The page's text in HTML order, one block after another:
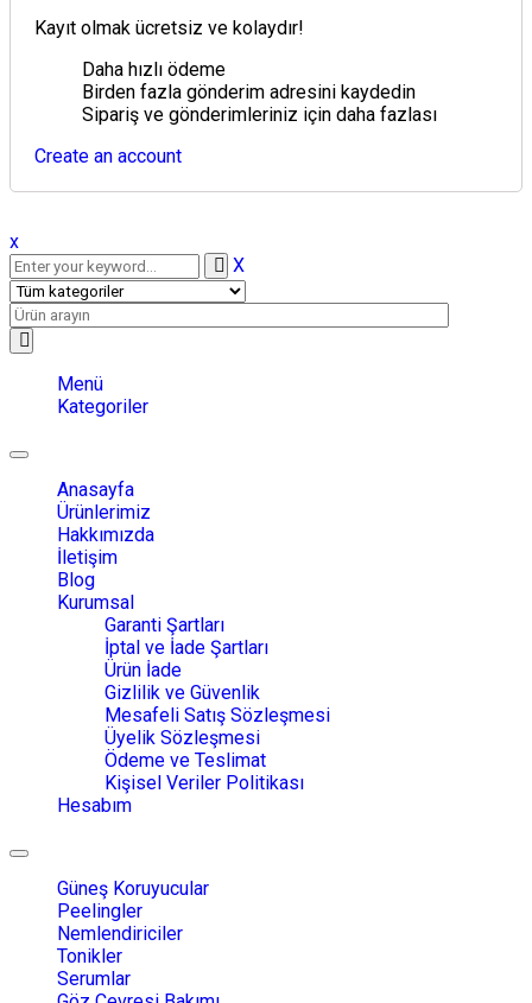
Kayıt olmak ücretsiz ve kolaydır!
Daha hızlı ödeme
Birden fazla gönderim adresini kaydedin
Sipariş ve gönderimleriniz için daha fazlası
Create an account
x
X
Menü
Kategoriler
Toggle
navigationAnasayfa
Ürünlerimiz
Hakkımızda
İletişim
Blog
Kurumsal
Garanti Şartları
İptal ve İade Şartları
Ürün İade
Gizlilik ve Güvenlik
Mesafeli Satış Sözleşmesi
Üyelik Sözleşmesi
Ödeme ve Teslimat
Kişisel Veriler Politikası
Hesabım
Toggle
navigationGüneş Koruyucular
Peelingler
Nemlendiriciler
Tonikler
Serumlar